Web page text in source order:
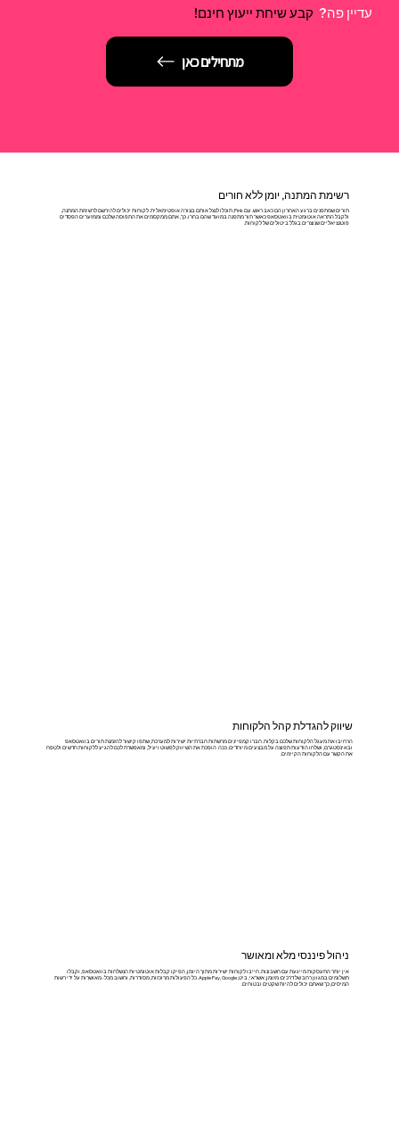
מתחילים כאן
עדיין פה? קבע שיחת ייעוץ חינם!
רשימת המתנה, יומן ללא חורים
תורים שמתפנים ברגע האחרון הם כאב ראש. עם Pink, תוכלו לנצל אותם בצורה אופטימאלית. לקוחות יכולים להירשם לרשימת המתנה,
ולקבל התראה אוטומטית בוואטסאפ כאשר תור מתפנה במועד שהם בחרו. כך, אתם ממקסמים את התפוסה שלכם וממזערים הפסדים
פוטנציאליים שנוצרים בגלל ביטולים של לקוחות.
שיווק להגדלת קהל הלקוחות
הרחיבו את מעגל הלקוחות שלכם בקלות. חברו קמפיינים מרשתות חברתיות ישירות למערכת, שתפו קישור להזמנת תורים בוואטסאפ
ובאינסטגרם, ושלחו הודעות תפוצה על מבצעים מיוחדים. ככה הופכת את השיווק לפשוט ויעיל, ומאפשרת לכם להגיע ללקוחות חדשים ולטפח
את הקשר עם הלקוחות הקיימים.
ניהול פיננסי מלא ומאושר
אין יותר התעסקות מייגעת עם חשבונות. חייבו לקוחות ישירות מתוך היומן, הפיקו קבלות אוטומטיות הנשלחות בוואטסאפ, וקבלו
תשלומים במגוון רחב של דרכים: מזומן, אשראי, ביט, Apple Pay, Google. כל הפעולות מרוכזות, מסודרות, וחשוב מכל- מאושרות על ידי רשות
המיסים, כך שאתם יכולים להיות שקטים ובטוחים.